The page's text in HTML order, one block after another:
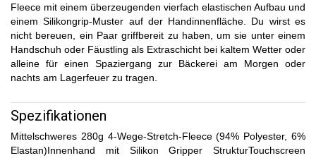
Fleece mit einem überzeugenden vierfach elastischen Aufbau und
einem Silikongrip-Muster auf der Handinnenfläche. Du wirst es
nicht bereuen, ein Paar griffbereit zu haben, um sie unter einem
Handschuh oder Fäustling als Extraschicht bei kaltem Wetter oder
alleine für einen Spaziergang zur Bäckerei am Morgen oder
nachts am Lagerfeuer zu tragen.
Spezifikationen
Mittelschweres 280g 4-Wege-Stretch-Fleece (94% Polyester, 6%
Elastan)Innenhand mit Silikon Gripper StrukturTouchscreen